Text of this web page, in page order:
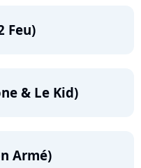
Feu)
& Le Kid)
Armé)